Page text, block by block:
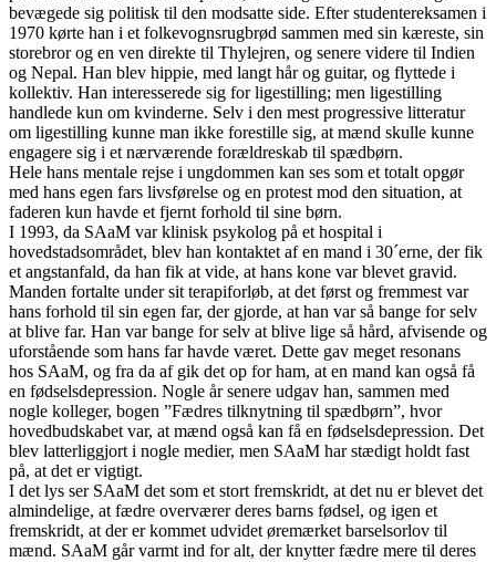
bevægede sig politisk til den modsatte side. Efter studentereksamen i
1970 kørte han i et folkevognsrugbrød sammen med sin kæreste, sin
storebror og en ven direkte til Thylejren, og senere videre til Indien
og Nepal. Han blev hippie, med langt hår og guitar, og flyttede i
kollektiv. Han interesserede sig for ligestilling; men ligestilling
handlede kun om kvinderne. Selv i den mest progressive litteratur
om ligestilling kunne man ikke forestille sig, at mænd skulle kunne
engagere sig i et nærværende forældreskab til spædbørn.
Hele hans mentale rejse i ungdommen kan ses som et totalt opgør
med hans egen fars livsførelse og en protest mod den situation, at
faderen kun havde et fjernt forhold til sine børn.
I 1993, da SAaM var klinisk psykolog på et hospital i
hovedstadsområdet, blev han kontaktet af en mand i 30´erne, der fik
et angstanfald, da han fik at vide, at hans kone var blevet gravid.
Manden fortalte under sit terapiforløb, at det først og fremmest var
hans forhold til sin egen far, der gjorde, at han var så bange for selv
at blive far. Han var bange for selv at blive lige så hård, afvisende og
uforstående som hans far havde været. Dette gav meget resonans
hos SAaM, og fra da af gik det op for ham, at en mand kan også få
en fødselsdepression. Nogle år senere udgav han, sammen med
nogle kolleger, bogen ”Fædres tilknytning til spædbørn”, hvor
hovedbudskabet var, at mænd også kan få en fødselsdepression. Det
blev latterliggjort i nogle medier, men SAaM har stædigt holdt fast
på, at det er vigtigt.
I det lys ser SAaM det som et stort fremskridt, at det nu er blevet det
almindelige, at fædre overværer deres barns fødsel, og igen et
fremskridt, at der er kommet udvidet øremærket barselsorlov til
mænd. SAaM går varmt ind for alt, der knytter fædre mere til deres